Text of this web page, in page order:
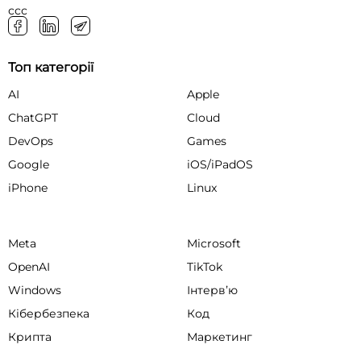
ссс
Топ категорії
AI
Apple
ChatGPT
Cloud
DevOps
Games
Google
iOS/iPadOS
iPhone
Linux
Meta
Microsoft
OpenAI
TikTok
Windows
Інтервʼю
Кібербезпека
Код
Крипта
Маркетинг